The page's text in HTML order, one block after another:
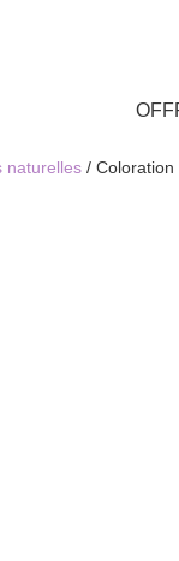
naturelles / Coloration